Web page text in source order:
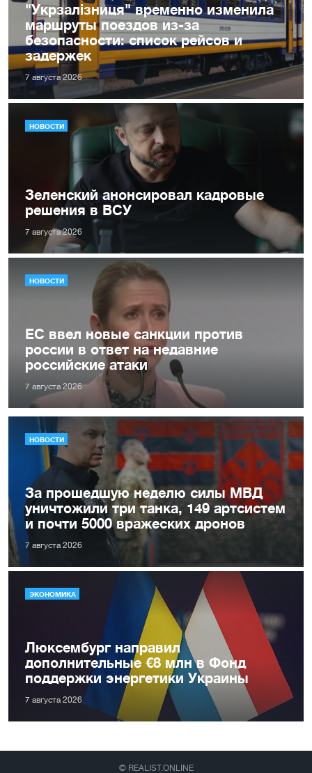
"Укрзалізниця" временно изменила
маршруты поездов из-за
безопасности: список рейсов и
задержек
7 августа 2026
НОВОСТИ
Зеленский анонсировал кадровые
решения в ВСУ
7 августа 2026
НОВОСТИ
ЕС ввел новые санкции против
россии в ответ на недавние
российские атаки
7 августа 2026
НОВОСТИ
За прошедшую неделю силы МВД
уничтожили три танка, 149 артсистем
и почти 5000 вражеских дронов
7 августа 2026
ЭКОНОМИКА
Люксембург направил
дополнительные €8 млн в Фонд
поддержки энергетики Украины
7 августа 2026
© REALIST.ONLINE